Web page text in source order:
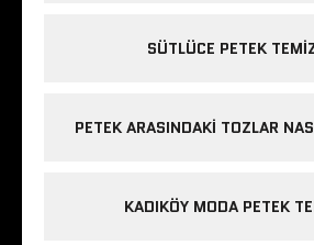
SÜTLÜCE PETEK
PETEK ARASINDAKI TOZLAR
KADIKÖY MODA PETEK